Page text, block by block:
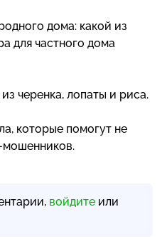
дома: какой из
для частного дома
черенка, лопаты и риса.
которые помогут не
мошенников.
войдите или